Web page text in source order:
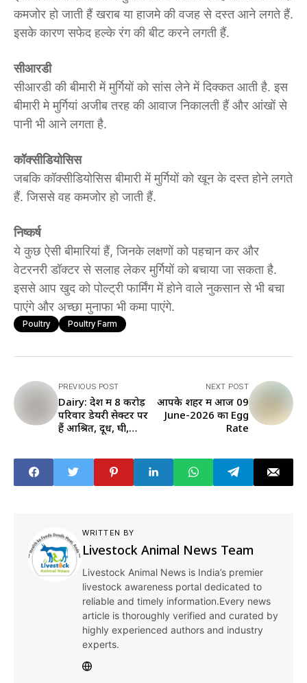
कमजोर हो जाती हैं खराब या हाजमे की वजह से दस्त आने लगते हैं.
इसके कारण सफेद हल्के रंग की बीट करने लगती हैं.
सीआरडी
सीआरडी की बीमारी में मुर्गियों को सांस लेने में दिक्कत आती है. इस
बीमारी मे मुर्गियां अजीब तरह की आवाज निकालती हैं और आंखों से
पानी भी आने लगता है.
कॉक्सीडियोसिस
जबकि कॉक्सीडियोसिस बीमारी में मुर्गियों को खून के दस्त होने लगते
हैं. जिससे वह कमजोर हो जाती हैं.
निष्कर्ष
ये कुछ ऐसी बीमारियां हैं, जिनके लक्षणों को पहचान कर और
वेटरनरी डॉक्टर से सलाह लेकर मुर्गियों को बचाया जा सकता है.
इससे आप खुद को पोल्ट्री फार्मिंग में होने वाले नुकसान से भी बचा
पाएंगे और अच्छा मुनाफा भी कमा पाएंगे.
Poultry Poultry Farm
PREVIOUS POST
Dairy: देश में 8 करोड़
परिवार डेयरी सेक्टर पर
हैं आश्रित, दूध, घी,
NEXT POST
आपके शहर में आज 09
June-2026 का Egg
Rate
WRITTEN BY
Livestock Animal News Team
Livestock Animal News is India’s premier
livestock awareness portal dedicated to
reliable and timely information.Every news
article is thoroughly verified and curated by
highly experienced authors and industry
experts.